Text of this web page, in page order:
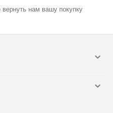
нам вашу покупку